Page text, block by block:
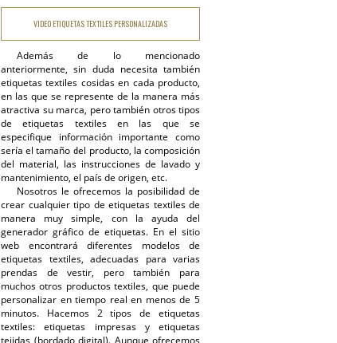
VIDEO ETIQUETAS TEXTILES PERSONALIZADAS
Además de lo mencionado
anteriormente, sin duda necesita también
etiquetas textiles cosidas en cada producto,
en las que se represente de la manera más
atractiva su marca, pero también otros tipos
de etiquetas textiles en las que se
especifique información importante como
sería el tamaño del producto, la composición
del material, las instrucciones de lavado y
mantenimiento, el país de origen, etc.
Nosotros le ofrecemos la posibilidad de
crear cualquier tipo de etiquetas textiles de
manera muy simple, con la ayuda del
generador gráfico de etiquetas. En el sitio
web encontrará diferentes modelos de
etiquetas textiles, adecuadas para varias
prendas de vestir, pero también para
muchos otros productos textiles, que puede
personalizar en tiempo real en menos de 5
minutos. Hacemos 2 tipos de etiquetas
textiles: etiquetas impresas y etiquetas
tejidas (bordado digital). Aunque ofrecemos